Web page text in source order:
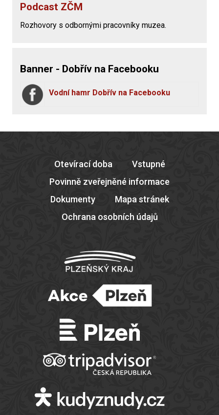
Podcast ZČM
Rozhovory s odbornými pracovníky muzea.
Banner - Dobřív na Facebooku
Vodní hamr Dobřív na Facebooku
Otevírací doba
Vstupné
Povinně zveřejněné informace
Dokumenty
Mapa stránek
Ochrana osobních údajů